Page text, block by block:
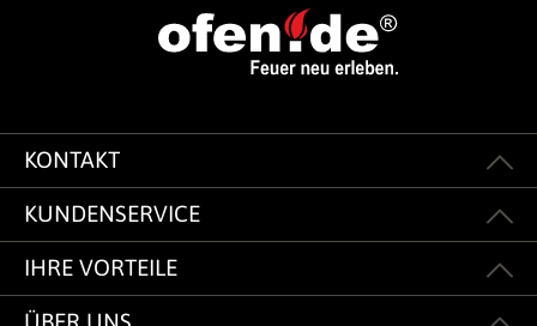
KONTAKT
KUNDENSERVICE
IHRE VORTEILE